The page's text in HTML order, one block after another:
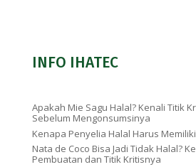
INFO IHATEC
Apakah Mie Sagu Halal? Kenali Titik
Sebelum Mengonsumsinya
Kenapa Penyelia Halal Harus
Nata de Coco Bisa Jadi Tidak Halal?
Pembuatan dan Titik Kritisnya